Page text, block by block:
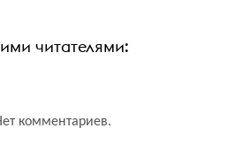
читателями:
комментариев.